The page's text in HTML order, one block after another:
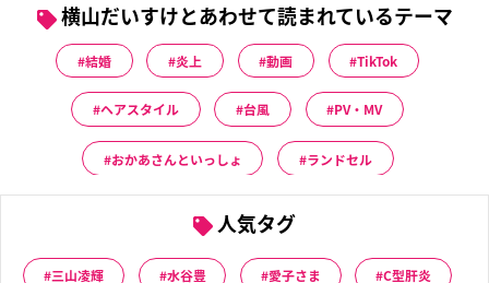
横山だいすけとあわせて読まれているテーマ
結婚 炎上 動画 TikTok
ヘアスタイル 台風 PV・MV
おかあさんといっしょ ランドセル
人気タグ
三山凌輝 水谷豊 愛子さま C型肝炎